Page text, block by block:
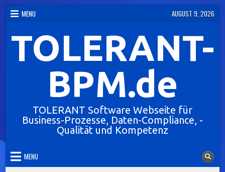
Skip
content
MENU AUGUST 9, 2026
TOLERANT-
BPM.de
TOLERANT Software Webseite für
Business-Prozesse, Daten-Compliance, -
Qualität und Kompetenz
MENU